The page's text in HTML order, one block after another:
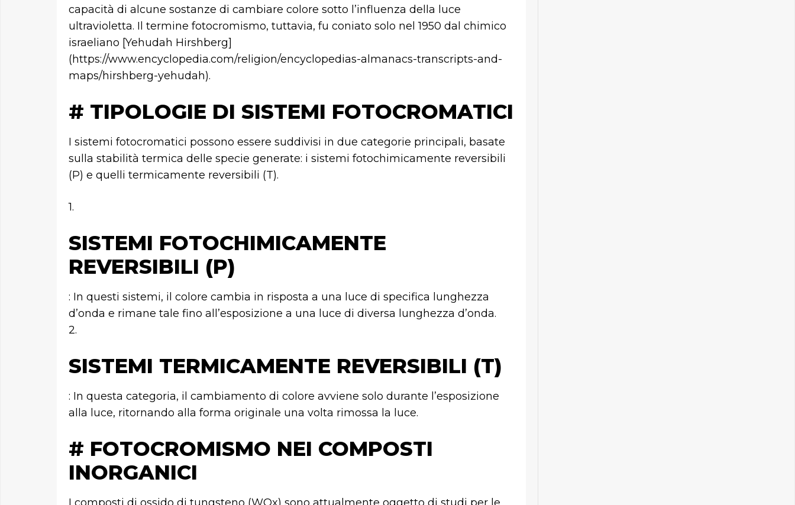
capacità di alcune sostanze di cambiare colore sotto l’influenza della luce
ultravioletta. Il termine fotocromismo, tuttavia, fu coniato solo nel 1950 dal chimico
israeliano [Yehudah Hirshberg]
(https://www.encyclopedia.com/religion/encyclopedias-almanacs-transcripts-and-
maps/hirshberg-yehudah).
# TIPOLOGIE DI SISTEMI FOTOCROMATICI
I sistemi fotocromatici possono essere suddivisi in due categorie principali, basate
sulla stabilità termica delle specie generate: i sistemi fotochimicamente reversibili
(P) e quelli termicamente reversibili (T).
1.
SISTEMI FOTOCHIMICAMENTE
REVERSIBILI (P)
: In questi sistemi, il colore cambia in risposta a una luce di specifica lunghezza
d’onda e rimane tale fino all’esposizione a una luce di diversa lunghezza d’onda.
2.
SISTEMI TERMICAMENTE REVERSIBILI (T)
: In questa categoria, il cambiamento di colore avviene solo durante l’esposizione
alla luce, ritornando alla forma originale una volta rimossa la luce.
# FOTOCROMISMO NEI COMPOSTI
INORGANICI